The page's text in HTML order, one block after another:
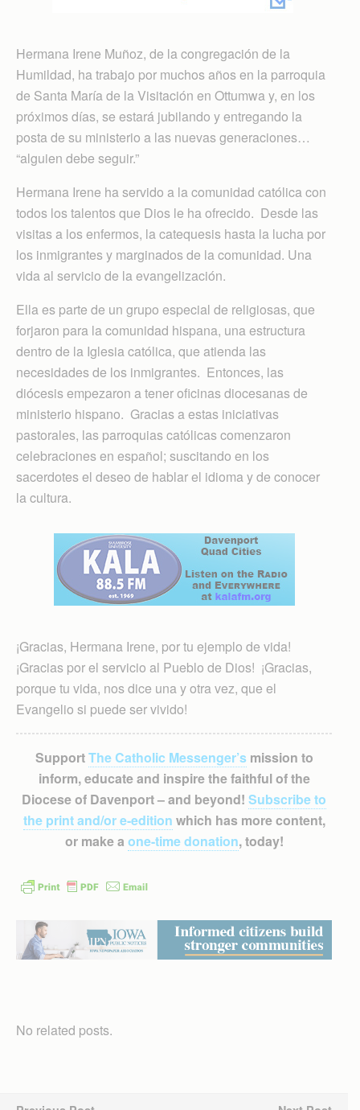
Hermana Irene Muñoz, de la congregación de la
Humildad, ha trabajo por muchos años en la parroquia
de Santa María de la Visitación en Ottumwa y, en los
próximos días, se estará jubilando y entregando la
posta de su ministerio a las nuevas generaciones…
“alguien debe seguir.”
Hermana Irene ha servido a la comunidad católica con
todos los talentos que Dios le ha ofrecido. Desde las
visitas a los enfermos, la catequesis hasta la lucha por
los inmigrantes y marginados de la comunidad. Una
vida al servicio de la evangelización.
Ella es parte de un grupo especial de religiosas, que
forjaron para la comunidad hispana, una estructura
dentro de la Iglesia católica, que atienda las
necesidades de los inmigrantes. Entonces, las
diócesis empezaron a tener oficinas diocesanas de
ministerio hispano. Gracias a estas iniciativas
pastorales, las parroquias católicas comenzaron
celebraciones en español; suscitando en los
sacerdotes el deseo de hablar el idioma y de conocer
la cultura.
¡Gracias, Hermana Irene, por tu ejemplo de vida!
¡Gracias por el servicio al Pueblo de Dios! ¡Gracias,
porque tu vida, nos dice una y otra vez, que el
Evangelio si puede ser vivido!
SupportThe Catholic Messenger’smission to
inform, educate and inspire the faithful of the
Diocese of Davenport – and beyond! Subscribe to
the print and/or e-edition which has more content,
or make a one-time donation, today!
No related posts.